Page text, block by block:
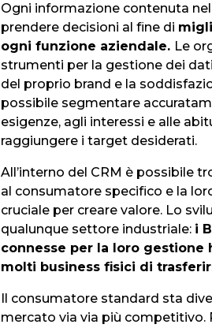
Ogni informazione contenuta
prendere decisioni al fine di
ogni funzione aziendale. Le
strumenti per la gestione dei
del proprio brand e la
possibile segmentare
esigenze, agli interessi e alle
raggiungere i target desiderati.
All’interno del CRM è possibile
al consumatore specifico e la
cruciale per creare valore. Lo
qualunque settore industriale: i
connesse per la loro gestione
molti business fisici di
Il consumatore standard sta
mercato via via più competitivo.